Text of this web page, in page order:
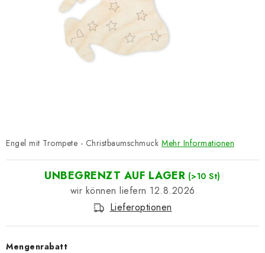
Datenschutzerklärung
Impressum
Engel mit Trompete - Christbaumschmuck Mehr Informationen
UNBEGRENZT AUF LAGER (>10 St)
12.8.2026
Lieferoptionen
Mengenrabatt